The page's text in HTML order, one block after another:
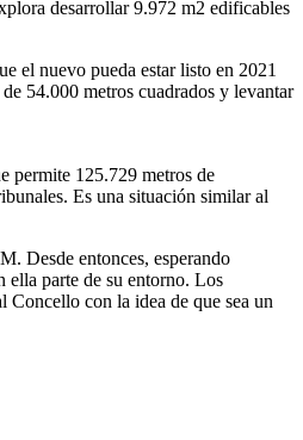
desarrollar 9.972 m2 edificables
el nuevo pueda estar listo en 2021
54.000 metros cuadrados y levantar
permite 125.729 metros de
Es una situación similar al
Desde entonces, esperando
ella parte de su entorno. Los
Concello con la idea de que sea un